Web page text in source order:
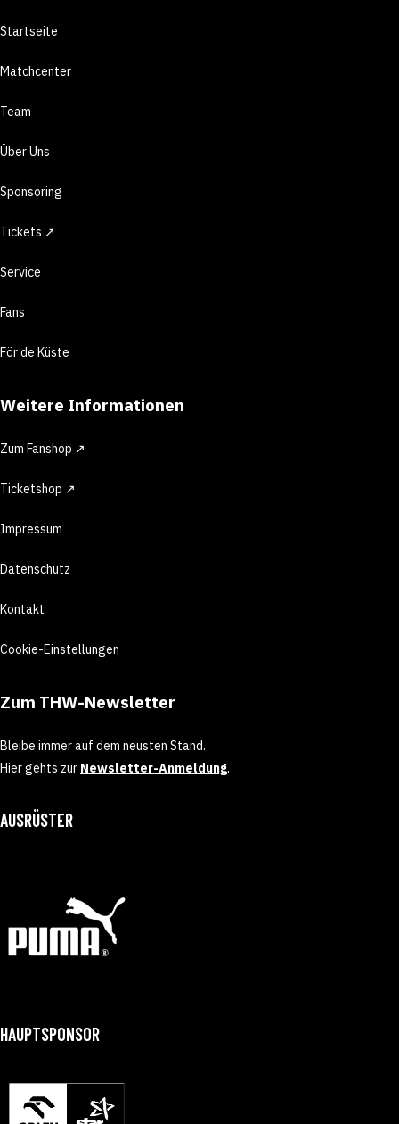
Startseite
Matchcenter
Team
Über Uns
Sponsoring
Tickets ↗
Service
Fans
För de Küste
Weitere Informationen
Zum Fanshop ↗
Ticketshop ↗
Impressum
Datenschutz
Kontakt
Cookie-Einstellungen
Zum THW-Newsletter
Bleibe immer auf dem neusten Stand.
Hier gehts zur Newsletter-Anmeldung.
AUSRÜSTER
HAUPTSPONSOR